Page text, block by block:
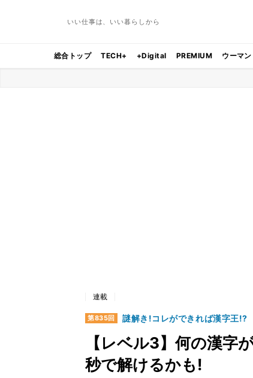
いい仕事は、いい暮らしから
総合トップ TECH+ +Digital PREMIUM ウーマン
連載
第835回 謎解き!コレができれば漢字王!?
【レベル3】何の漢字
秒で解けるかも!